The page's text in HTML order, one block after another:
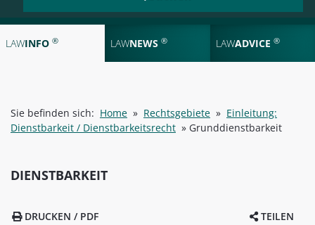
LAWINFO ® LAWNEWS ® LAWADVICE ®
Sie befinden sich: Home » Rechtsgebiete » Einleitung:
Dienstbarkeit / Dienstbarkeitsrecht » Grunddienstbarkeit
DIENSTBARKEIT
TEILEN
DRUCKEN / PDF